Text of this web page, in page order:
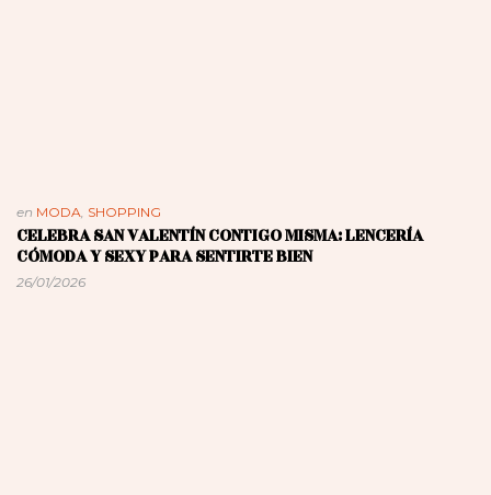
en MODA, SHOPPING
CELEBRA SAN VALENTÍN CONTIGO MISMA: LENCERÍA
CÓMODA Y SEXY PARA SENTIRTE BIEN
26/01/2026